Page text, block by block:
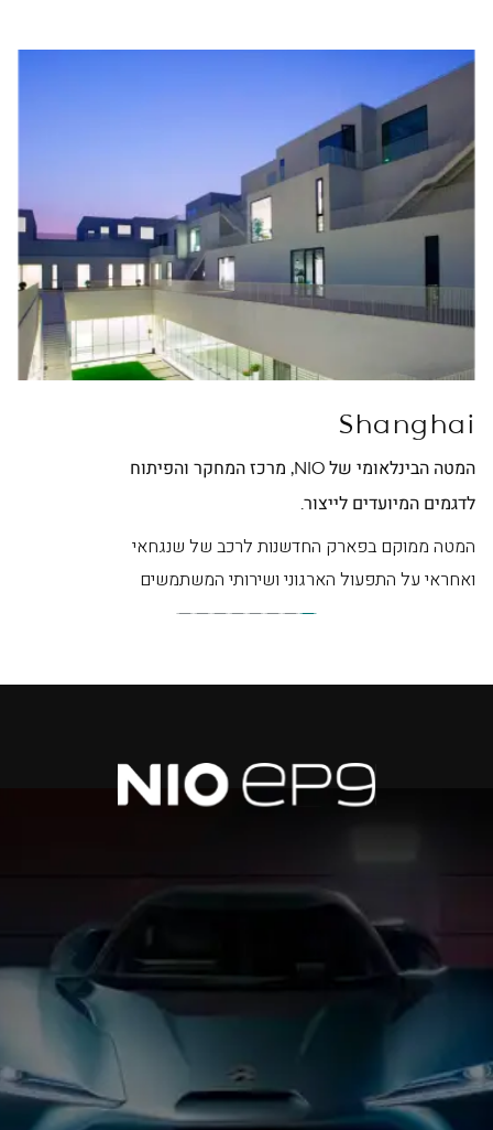
Shanghai
המטה הבינלאומי של NIO, מרכז המחקר והפיתוח
לדגמים המיועדים לייצור.
המטה ממוקם בפארק החדשנות לרכב של שנגחאי
ואחראי על התפעול הארגוני ושירותי המשתמשים